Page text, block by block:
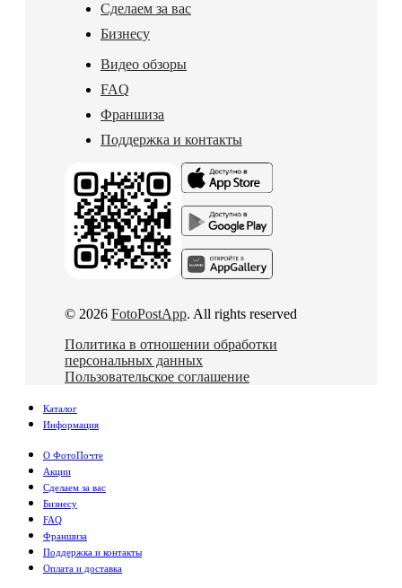
Сделаем за вас
Бизнесу
Видео обзоры
FAQ
Франшиза
Поддержка и контакты
© 2026 FotoPostApp. All rights reserved
Политика в отношении обработки
персональных данных
Пользовательское соглашение
Каталог
Информация
О ФотоПочте
Акции
Сделаем за вас
Бизнесу
FAQ
Франшиза
Поддержка и контакты
Оплата и доставка